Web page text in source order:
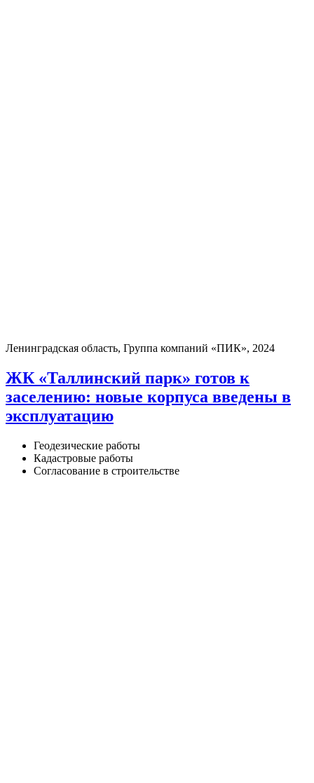
Ленинградская область, Группа компаний «ПИК», 2024
ЖК «Таллинский парк» готов к
заселению: новые корпуса введены в
эксплуатацию
Геодезические работы
Кадастровые работы
Согласование в строительстве